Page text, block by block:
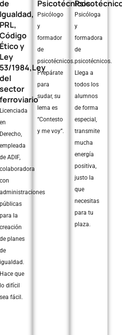
de
Igualdad,
PRL,
Código
Ético y
Ley
53/1984,Ley
del
sector
ferroviario
Licenciada
en
Derecho,
empleada
de ADIF,
colaboradora
con
administraciones
públicas
para la
creación
de planes
de
igualdad.
Hace que
lo difícil
sea fácil.
Psicotécnicos
Psicólogo
y
formador
de
psicotécnicos.
Prepárate
para
sudar, su
lema es
“Contesto
y me voy”.
Psicóloga
y
formadora
de
psicotécnicos.
Llega a
todos los
alumnos
de forma
especial,
transmite
mucha
energía
positiva,
justo la
que
necesitas
para tu
plaza.